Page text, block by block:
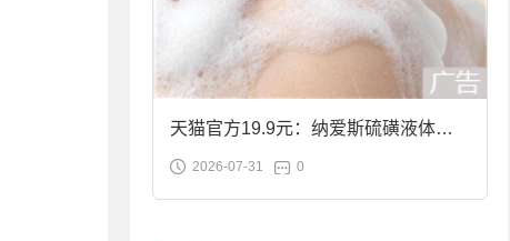
天猫官方19.9元：纳爱斯硫磺液体香
皂2斤大促
2026-07-31 0